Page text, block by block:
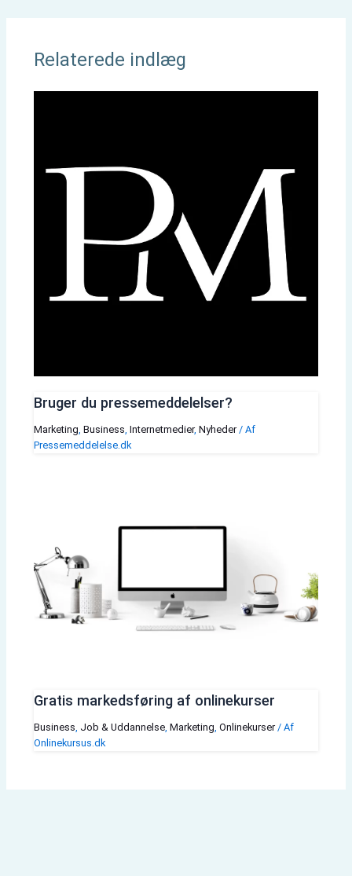
Relaterede indlæg
Bruger du pressemeddelelser?
Marketing, Business, Internetmedier, Nyheder/ Af
Pressemeddelelse.dk
Gratis markedsføring af onlinekurser
Business, Job & Uddannelse, Marketing, Onlinekurser/ Af
Onlinekursus.dk